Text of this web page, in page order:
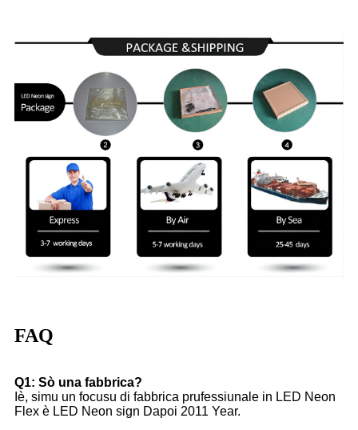
FAQ
Q1: Sò una fabbrica?
Iè, simu un focusu di fabbrica prufessiunale in LED Neon
Flex è LED Neon sign Dapoi 2011 Year.